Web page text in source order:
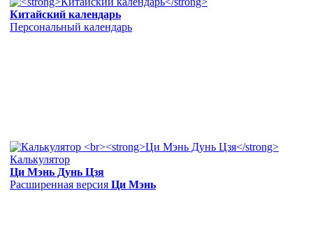
Китайский календарь
Персональный календарь
Калькулятор
Ци Мэнь Дунь Цзя
Расширенная версия Ци Мэнь